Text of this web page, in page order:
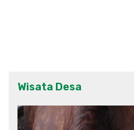
Wisata Desa